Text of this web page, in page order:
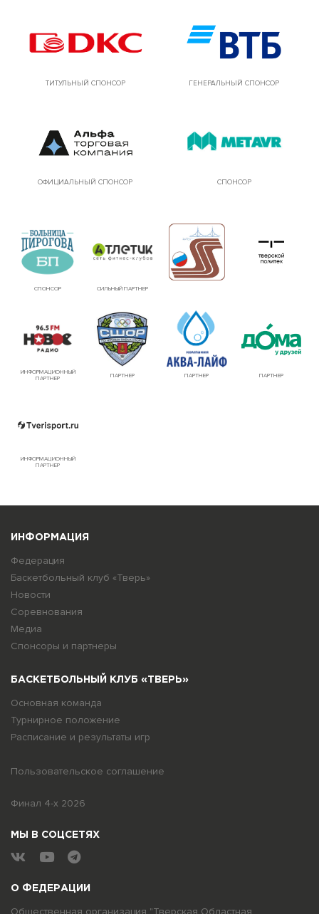
ТИТУЛЬНЫЙ СПОНСОР ГЕНЕРАЛЬНЫЙ СПОНСОР
ОФИЦИАЛЬНЫЙ СПОНСОР СПОНСОР
СПОНСОР СИЛЬНЫЙ ПАРТНЕР
ИНФОРМАЦИОННЫЙ
ПАРТНЕР
ПАРТНЕР ПАРТНЕР ПАРТНЕР
ИНФОРМАЦИОННЫЙ
ПАРТНЕР
О ФЕДЕРАЦИИ
Общественная организация "Тверская Областная
ИНФОРМАЦИЯ
Федерация
Баскетбольный клуб «Тверь»
Новости
Соревнования
Медиа
Спонсоры и партнеры
БАСКЕТБОЛЬНЫЙ КЛУБ «ТВЕРЬ»
Основная команда
Турнирное положение
Расписание и результаты игр
Пользовательское соглашение
Финал 4-х 2026
МЫ В СОЦСЕТЯХ